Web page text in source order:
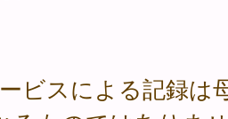
ビスによる記録は